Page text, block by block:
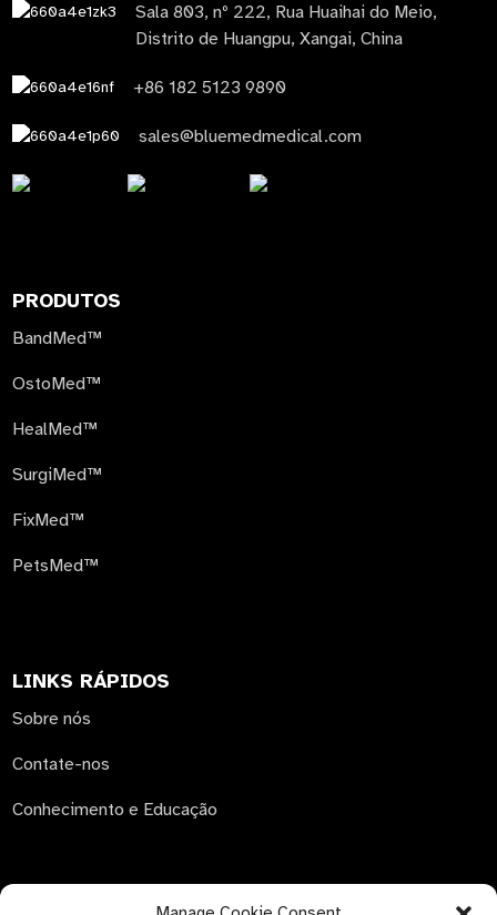
Sala 803, nº 222, Rua Huaihai do Meio,
Distrito de Huangpu, Xangai, China
+86 182 5123 9890
sales@bluemedmedical.com
PRODUTOS
BandMed™
OstoMed™
HealMed™
SurgiMed™
FixMed™
PetsMed™
LINKS RÁPIDOS
Sobre nós
Contate-nos
Conhecimento e Educação